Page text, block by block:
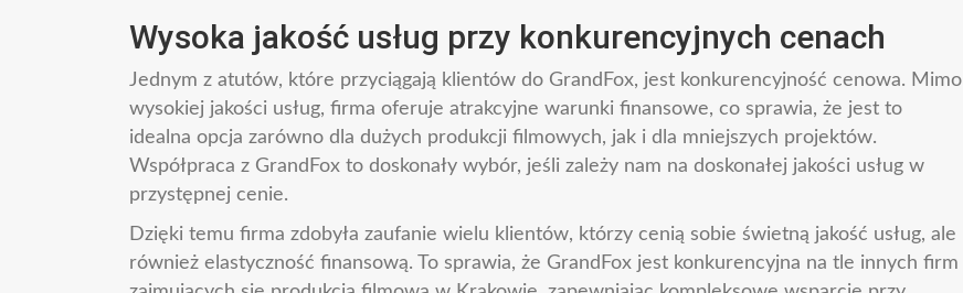
Wysoka jakość usług przy konkurencyjnych cenach
Jednym z atutów, które przyciągają klientów do GrandFox, jest konkurencyjność cenowa. Mimo
wysokiej jakości usług, firma oferuje atrakcyjne warunki finansowe, co sprawia, że jest to
idealna opcja zarówno dla dużych produkcji filmowych, jak i dla mniejszych projektów.
Współpraca z GrandFox to doskonały wybór, jeśli zależy nam na doskonałej jakości usług w
przystępnej cenie.
Dzięki temu firma zdobyła zaufanie wielu klientów, którzy cenią sobie świetną jakość usług, ale
również elastyczność finansową. To sprawia, że GrandFox jest konkurencyjna na tle innych firm